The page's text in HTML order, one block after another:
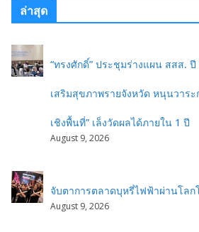
ล่าสุด
“ทรงศักดิ์” ประชุมร่างแผน สสส.
เสริมสุขภาพรายจังหวัด หนุนวาร
เชิงพื้นที่” เล็งวัดผลได้ภายใน 1 ปี
August 9, 2026
จับตาการตลาดบุหรี่ไฟฟ้าผ่านโลก
August 9, 2026